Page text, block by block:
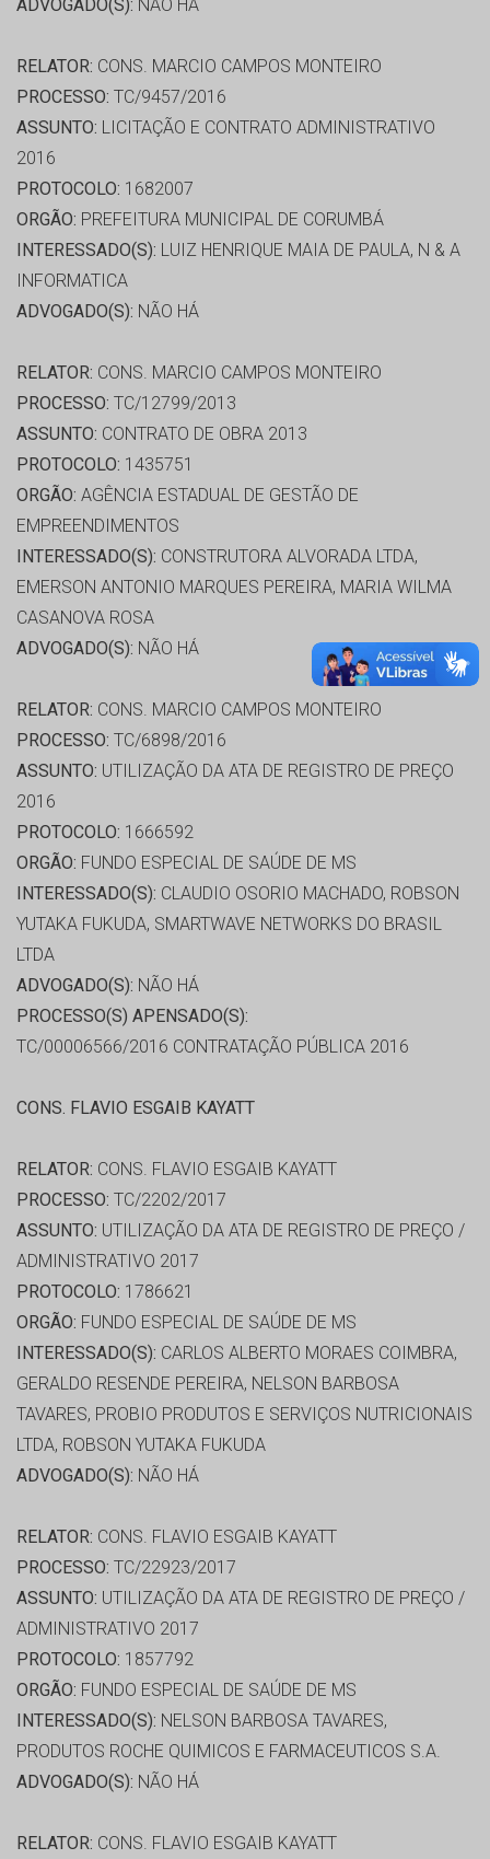
ADVOGADO(S): NÃO HÁ
RELATOR: CONS. MARCIO CAMPOS MONTEIRO
PROCESSO: TC/9457/2016
ASSUNTO: LICITAÇÃO E CONTRATO ADMINISTRATIVO
2016
PROTOCOLO: 1682007
ORGÃO: PREFEITURA MUNICIPAL DE CORUMBÁ
INTERESSADO(S): LUIZ HENRIQUE MAIA DE PAULA, N & A
INFORMATICA
ADVOGADO(S): NÃO HÁ
RELATOR: CONS. MARCIO CAMPOS MONTEIRO
PROCESSO: TC/12799/2013
ASSUNTO: CONTRATO DE OBRA 2013
PROTOCOLO: 1435751
ORGÃO: AGÊNCIA ESTADUAL DE GESTÃO DE
EMPREENDIMENTOS
INTERESSADO(S): CONSTRUTORA ALVORADA LTDA,
EMERSON ANTONIO MARQUES PEREIRA, MARIA WILMA
CASANOVA ROSA
ADVOGADO(S): NÃO HÁ
RELATOR: CONS. MARCIO CAMPOS MONTEIRO
PROCESSO: TC/6898/2016
ASSUNTO: UTILIZAÇÃO DA ATA DE REGISTRO DE PREÇO
2016
PROTOCOLO: 1666592
ORGÃO: FUNDO ESPECIAL DE SAÚDE DE MS
INTERESSADO(S): CLAUDIO OSORIO MACHADO, ROBSON
YUTAKA FUKUDA, SMARTWAVE NETWORKS DO BRASIL
LTDA
ADVOGADO(S): NÃO HÁ
PROCESSO(S) APENSADO(S):
TC/00006566/2016 CONTRATAÇÃO PÚBLICA 2016
CONS. FLAVIO ESGAIB KAYATT
RELATOR: CONS. FLAVIO ESGAIB KAYATT
PROCESSO: TC/2202/2017
ASSUNTO: UTILIZAÇÃO DA ATA DE REGISTRO DE PREÇO /
ADMINISTRATIVO 2017
PROTOCOLO: 1786621
ORGÃO: FUNDO ESPECIAL DE SAÚDE DE MS
INTERESSADO(S): CARLOS ALBERTO MORAES COIMBRA,
GERALDO RESENDE PEREIRA, NELSON BARBOSA
TAVARES, PROBIO PRODUTOS E SERVIÇOS NUTRICIONAIS
LTDA, ROBSON YUTAKA FUKUDA
ADVOGADO(S): NÃO HÁ
RELATOR: CONS. FLAVIO ESGAIB KAYATT
PROCESSO: TC/22923/2017
ASSUNTO: UTILIZAÇÃO DA ATA DE REGISTRO DE PREÇO /
ADMINISTRATIVO 2017
PROTOCOLO: 1857792
ORGÃO: FUNDO ESPECIAL DE SAÚDE DE MS
INTERESSADO(S): NELSON BARBOSA TAVARES,
PRODUTOS ROCHE QUIMICOS E FARMACEUTICOS S.A.
ADVOGADO(S): NÃO HÁ
RELATOR: CONS. FLAVIO ESGAIB KAYATT